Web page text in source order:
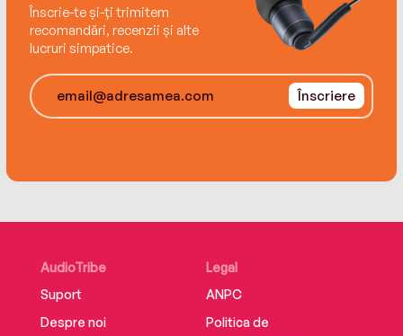
Înscrie-te și-ți trimitem
recomandări, recenzii și alte
lucruri simpatice.
Înscriere
AudioTribe
Suport
Despre noi
Legal
ANPC
Politica de